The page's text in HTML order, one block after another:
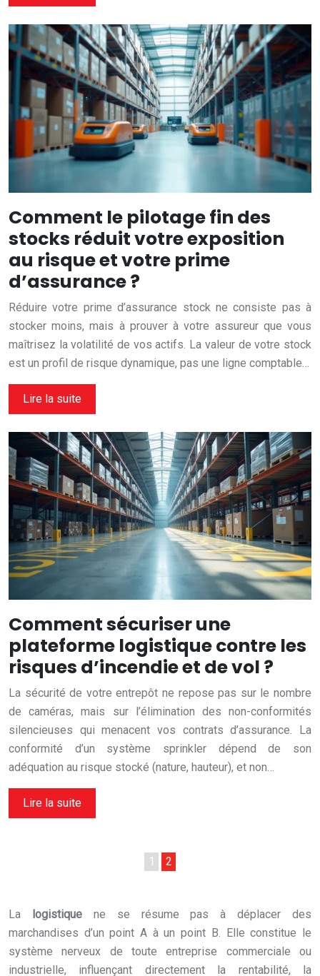
Comment le pilotage fin des
stocks réduit votre exposition
au risque et votre prime
d’assurance ?
Réduire votre prime d’assurance stock ne consiste pas à
stocker moins, mais à prouver à votre assureur que vous
maîtrisez la volatilité de vos actifs. La valeur de votre stock
est un profil de risque dynamique, pas une ligne comptable…
Lire la suite
Comment sécuriser une
plateforme logistique contre les
risques d’incendie et de vol ?
La sécurité de votre entrepôt ne repose pas sur le nombre
de caméras, mais sur l’élimination des non-conformités
silencieuses qui menacent vos contrats d’assurance. La
conformité d’un système sprinkler dépend de son
adéquation au risque stocké (nature, hauteur), et non…
Lire la suite
1 2
La logistiquene se résume pas à déplacer des
marchandises d’un point A à un point B. Elle constitue le
système nerveux de toute entreprise commerciale ou
industrielle, influençant directement la rentabilité, la